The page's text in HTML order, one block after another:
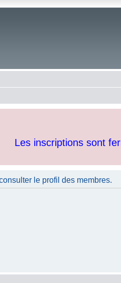
Les inscriptions sont
le profil des membres.